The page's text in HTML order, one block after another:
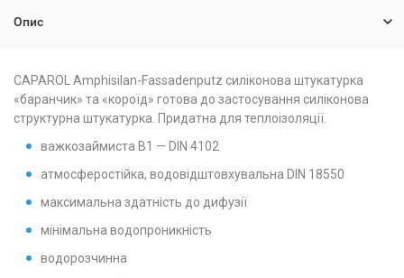
Опис
CAPAROL Amphisilan-Fassadenputz силіконова штукатурка
«баранчик» та «короїд» готова до застосування силіконова
структурна штукатурка. Придатна для теплоізоляції.
важкозаймиста B1 — DIN 4102
атмосферостійка, водовідштовхувальна DIN 18550
максимальна здатність до дифузії
мінімальна водопроникність
водорозчинна